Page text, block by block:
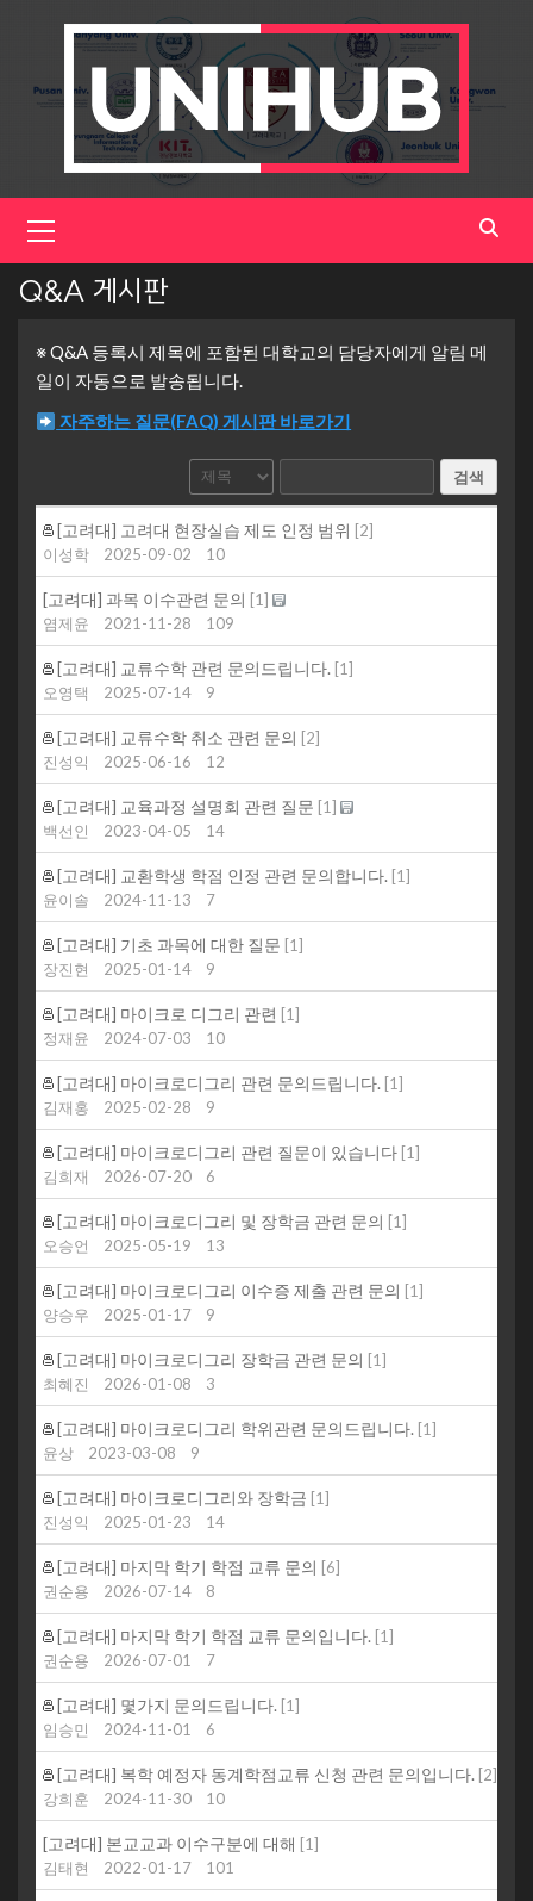
Menu
Q&A 게시판
※ Q&A 등록시 제목에 포함된 대학교의 담당자에게 알림 메
일이 자동으로 발송됩니다.
자주하는 질문(FAQ) 게시판 바로가기
검색
[고려대] 고려대 현장실습 제도 인정 범위 [2]
이성학
2025-09-02 10
[고려대] 과목 이수관련 문의 [1]
염제윤
2021-11-28 109
[고려대] 교류수학 관련 문의드립니다. [1]
오영택
2025-07-14 9
[고려대] 교류수학 취소 관련 문의 [2]
진성익
2025-06-16 12
[고려대] 교육과정 설명회 관련 질문 [1]
백선인
2023-04-05 14
[고려대] 교환학생 학점 인정 관련 문의합니다. [1]
윤이솔
2024-11-13 7
[고려대] 기초 과목에 대한 질문 [1]
장진현
2025-01-14 9
[고려대] 마이크로 디그리 관련 [1]
정재윤
2024-07-03 10
[고려대] 마이크로디그리 관련 문의드립니다. [1]
김재홍
2025-02-28 9
[고려대] 마이크로디그리 관련 질문이 있습니다 [1]
김희재
2026-07-20 6
[고려대] 마이크로디그리 및 장학금 관련 문의 [1]
오승언
2025-05-19 13
[고려대] 마이크로디그리 이수증 제출 관련 문의 [1]
양승우
2025-01-17 9
[고려대] 마이크로디그리 장학금 관련 문의 [1]
최혜진
2026-01-08 3
[고려대] 마이크로디그리 학위관련 문의드립니다. [1]
윤상
2023-03-08 9
[고려대] 마이크로디그리와 장학금 [1]
진성익
2025-01-23 14
[고려대] 마지막 학기 학점 교류 문의 [6]
권순용
2026-07-14 8
[고려대] 마지막 학기 학점 교류 문의입니다. [1]
권순용
2026-07-01 7
[고려대] 몇가지 문의드립니다. [1]
임승민
2024-11-01 6
[고려대] 복학 예정자 동계학점교류 신청 관련 문의입니다. [2]
강희훈
2024-11-30 10
[고려대] 본교교과 이수구분에 대해 [1]
김태현
2022-01-17 101